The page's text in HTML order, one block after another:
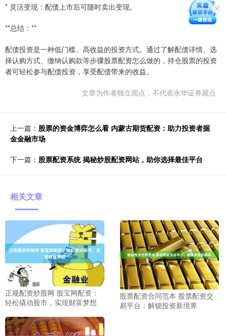
* 灵活变现：配债上市后可随时卖出变现。
**总结：**
配债投资是一种低门槛、高收益的投资方式。通过了解配债详情、选
择认购方式、缴纳认购款等步骤股票配资怎么做的，持仓股票的投资
者可轻松参与配债投资，享受配债带来的收益。
文章为作者独立观点，不代表永华证券观点
上一篇： 股票的资金博弈怎么看 内蒙古期货配资：助力投资者掘
金金融市场
下一篇： 股票配资系统 揭秘炒股配资网站，助你选择最佳平台
相关文章
正规配资炒股网 股宝网配资：
轻松撬动股市，实现财富梦想
股票配资合同范本 股票配资交
易平台：解锁投资新境界